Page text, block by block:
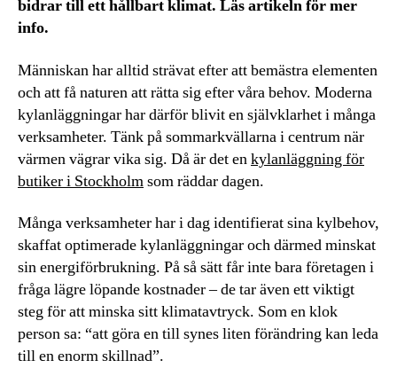
bidrar till ett hållbart klimat. Läs artikeln för mer
info.
Människan har alltid strävat efter att bemästra elementen
och att få naturen att rätta sig efter våra behov. Moderna
kylanläggningar har därför blivit en självklarhet i många
verksamheter. Tänk på sommarkvällarna i centrum när
värmen vägrar vika sig. Då är det enkylanläggning för
butiker i Stockholmsom räddar dagen.
Många verksamheter har i dag identifierat sina kylbehov,
skaffat optimerade kylanläggningar och därmed minskat
sin energiförbrukning. På så sätt får inte bara företagen i
fråga lägre löpande kostnader – de tar även ett viktigt
steg för att minska sitt klimatavtryck. Som en klok
person sa: “att göra en till synes liten förändring kan leda
till en enorm skillnad”.